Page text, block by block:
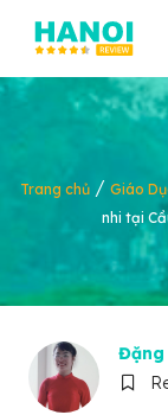
Trang chủ / Giáo
nhi tại
Đặng